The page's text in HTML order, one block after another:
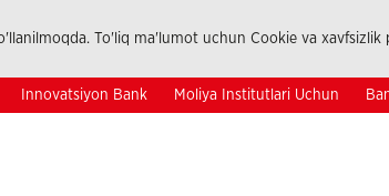
To'liq ma'lumot uchun Cookie va
Innovatsiyon Bank Moliya Institutlari Uchun